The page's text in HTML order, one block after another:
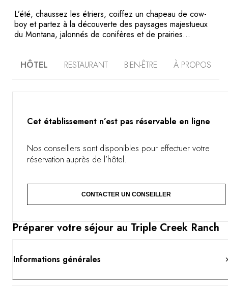
L’été, chaussez les étriers, coiffez un chapeau de cow-
boy et partez à la découverte des paysages majestueux
du Montana, jalonnés de conifères et de prairies
traîneau, ou accordez-vous un massage romantique en
Western grandeur nature. Pêche à la truite dans des
dégustation de vins, chevauchée authentique à la
conduite d'un troupeau de bétail, voilà quelques-unes
HÔTEL RESTAURANT BIEN-ÊTRE À PROPOS
Préparer votre séjour au Triple Creek Ranch
Informations générales
Cet établissement n’est pas réservable en ligne
Nos conseillers sont disponibles pour effectuer votre
réservation auprès de l’hôtel.
CONTACTER UN CONSEILLER